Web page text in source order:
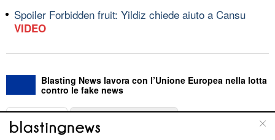
Spoiler Forbidden fruit: Yildiz chiede aiuto a Cansu
VIDEO
Blasting News lavora con l’Unione Europea nella lotta
contro le fake news
ABOUT